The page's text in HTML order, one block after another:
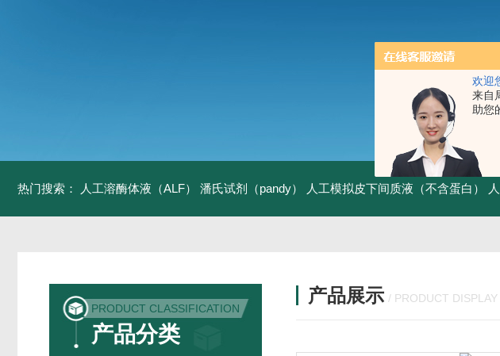
欢迎
来自
助您
热门搜索： 人工溶酶体液（ALF） 潘氏试剂（pandy） 人工模拟皮下间质液（不含蛋白）
PRODUCT CLASSIFICATION
产品分类
产品展示 / PRODUCT DISPLAY